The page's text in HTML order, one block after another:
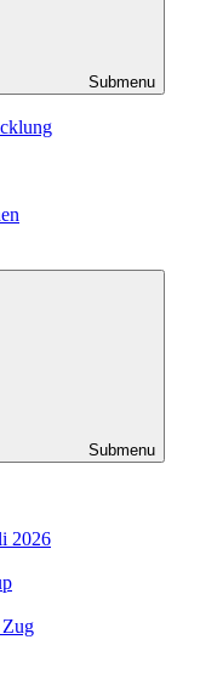
Submenu
Submenu
2026